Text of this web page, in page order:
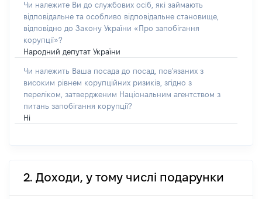
Чи належите Ви до службових осіб, які займають
відповідальне та особливо відповідальне становище,
відповідно до Закону України «Про запобігання
корупції»?
Народний депутат України
Чи належить Ваша посада до посад, пов'язаних з
високим рівнем корупційних ризиків, згідно з
переліком, затвердженим Національним агентством з
питань запобігання корупції?
Ні
2. Доходи, у тому числі подарунки